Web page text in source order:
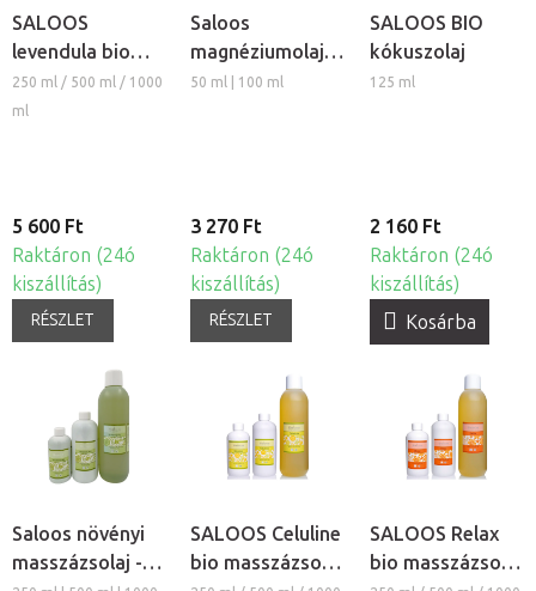
SALOOS
levendula bio
masszázsolaj és
testolaj
250 ml / 500 ml / 1000
ml
5 600 Ft
Raktáron (24ó
kiszállítás)
RÉSZLET
Saloos
magnéziumolaj
izmokra
50 ml | 100 ml
3 270 Ft
Raktáron (24ó
kiszállítás)
RÉSZLET
SALOOS BIO
kókuszolaj
125 ml
2 160 Ft
Raktáron (24ó
kiszállítás)
Kosárba
Saloos növényi
masszázsolaj -
SALOOS Celuline
bio masszázsolaj
SALOOS Relax
bio masszázsolaj